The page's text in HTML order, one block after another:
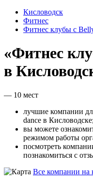
Кисловодск
Фитнес
Фитнес клубы с
«Фитнес
в
— 10 мест
лучшие компании
dance в Кисловодске;
вы можете
режимом работы
посмотреть
познакомиться с
Все компании на